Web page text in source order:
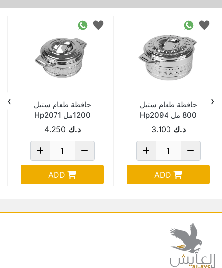
حافظة طعام ستيل
800 مل Hp2094
د.ك 3.100
ADD
حافظة طعام ستيل
1200مل Hp2071
د.ك 4.250
ADD
‹
›